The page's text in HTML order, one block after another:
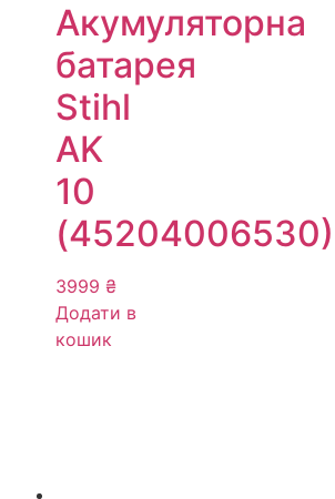
Акумуляторна
батарея
Stihl
AK
10
(45204006530)
3999 ₴
Додати в
кошик